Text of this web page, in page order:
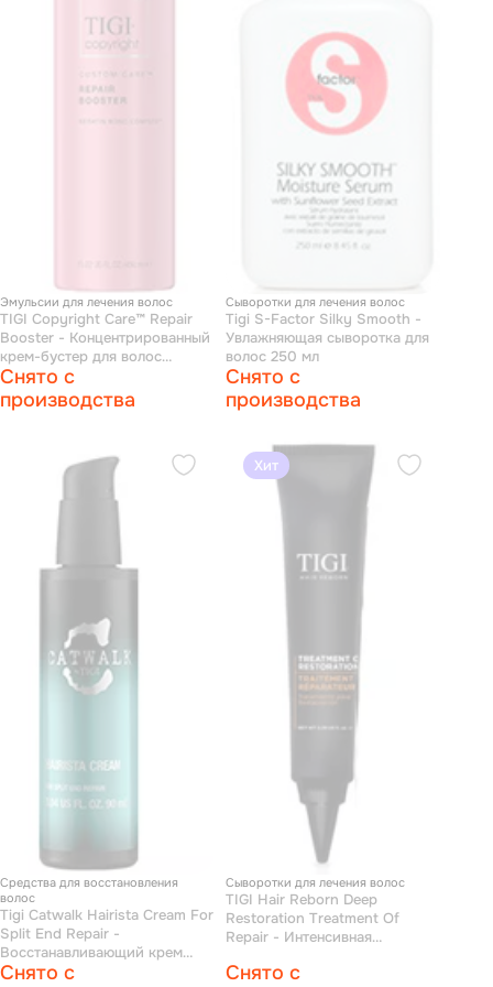
Эмульсии для лечения волос
TIGI Copyright Care™ Repair
Booster - Концентрированный
крем-бустер для волос
восстанавливающий 450 мл
Снято с
производства
Сыворотки для лечения волос
Tigi S-Factor Silky Smooth -
Увлажняющая сыворотка для
волос 250 мл
Снято с
производства
Средства для восстановления
волос
Tigi Catwalk Hairista Cream For
Split End Repair -
Восстанавливающий крем
против ломких секущихся
Снято с
Хит
Сыворотки для лечения волос
TIGI Hair Reborn Deep
Restoration Treatment Of
Repair - Интенсивная
восстановления волоc 30*20
Снято с